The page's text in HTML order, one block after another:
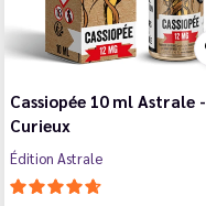
Cassiopée 10 ml Astrale -
Curieux
Édition Astrale